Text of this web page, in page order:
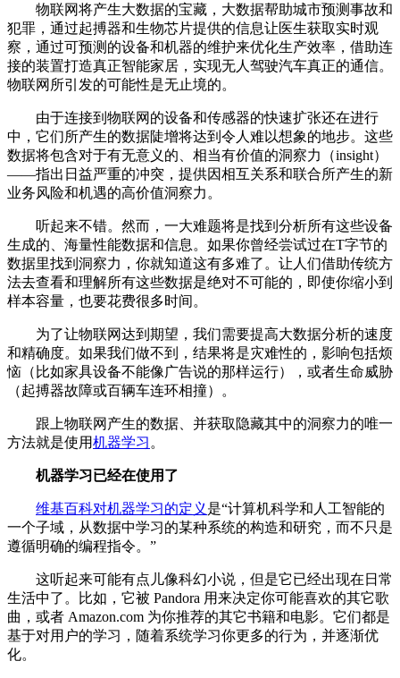
物联网将产生大数据的宝藏，大数据帮助城市预测事故和
犯罪，通过起搏器和生物芯片提供的信息让医生获取实时观
察，通过可预测的设备和机器的维护来优化生产效率，借助连
接的装置打造真正智能家居，实现无人驾驶汽车真正的通信。
物联网所引发的可能性是无止境的。
由于连接到物联网的设备和传感器的快速扩张还在进行
中，它们所产生的数据陡增将达到令人难以想象的地步。这些
数据将包含对于有无意义的、相当有价值的洞察力（insight）
——指出日益严重的冲突，提供因相互关系和联合所产生的新
业务风险和机遇的高价值洞察力。
听起来不错。然而，一大难题将是找到分析所有这些设备
生成的、海量性能数据和信息。如果你曾经尝试过在T字节的
数据里找到洞察力，你就知道这有多难了。让人们借助传统方
法去查看和理解所有这些数据是绝对不可能的，即使你缩小到
样本容量，也要花费很多时间。
为了让物联网达到期望，我们需要提高大数据分析的速度
和精确度。如果我们做不到，结果将是灾难性的，影响包括烦
恼（比如家具设备不能像广告说的那样运行），或者生命威胁
（起搏器故障或百辆车连环相撞）。
跟上物联网产生的数据、并获取隐藏其中的洞察力的唯一
方法就是使用机器学习 。
机器学习已经在使用了
维基百科对机器学习的定义 是“计算机科学和人工智能的
一个子域，从数据中学习的某种系统的构造和研究，而不只是
遵循明确的编程指令。”
这听起来可能有点儿像科幻小说，但是它已经出现在日常
生活中了。比如，它被 Pandora 用来决定你可能喜欢的其它歌
曲，或者 Amazon.com 为你推荐的其它书籍和电影。它们都是
基于对用户的学习，随着系统学习你更多的行为，并逐渐优
化。